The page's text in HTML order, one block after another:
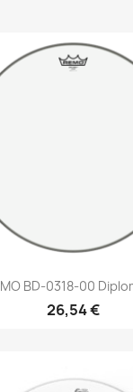
Brzi pregled
BD-0318-00
26,54 €